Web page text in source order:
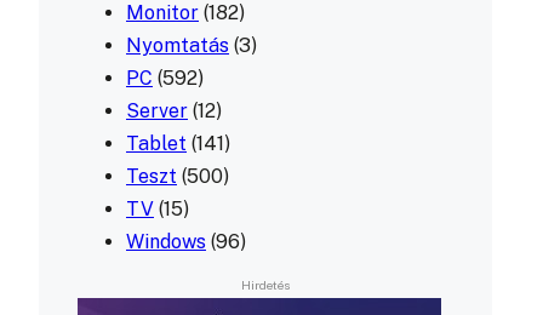
Monitor (182)
Nyomtatás (3)
PC (592)
Server (12)
Tablet (141)
Teszt (500)
TV (15)
Windows (96)